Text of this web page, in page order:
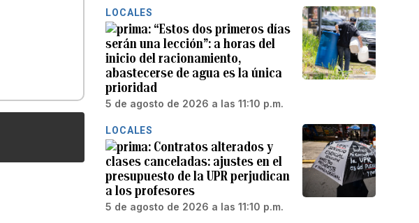
LOCALES
“Estos dos primeros días
serán una lección”: a horas del
inicio del racionamiento,
abastecerse de agua es la única
prioridad
5 de agosto de 2026 a las 11:10 p.m.
LOCALES
Contratos alterados y
clases canceladas: ajustes en el
presupuesto de la UPR perjudican
a los profesores
5 de agosto de 2026 a las 11:10 p.m.